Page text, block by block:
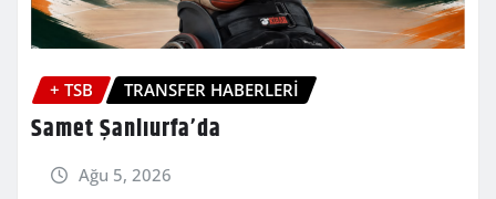
+ TSB TRANSFER HABERLERİ
Samet Şanlıurfa’da
Ağu 5, 2026